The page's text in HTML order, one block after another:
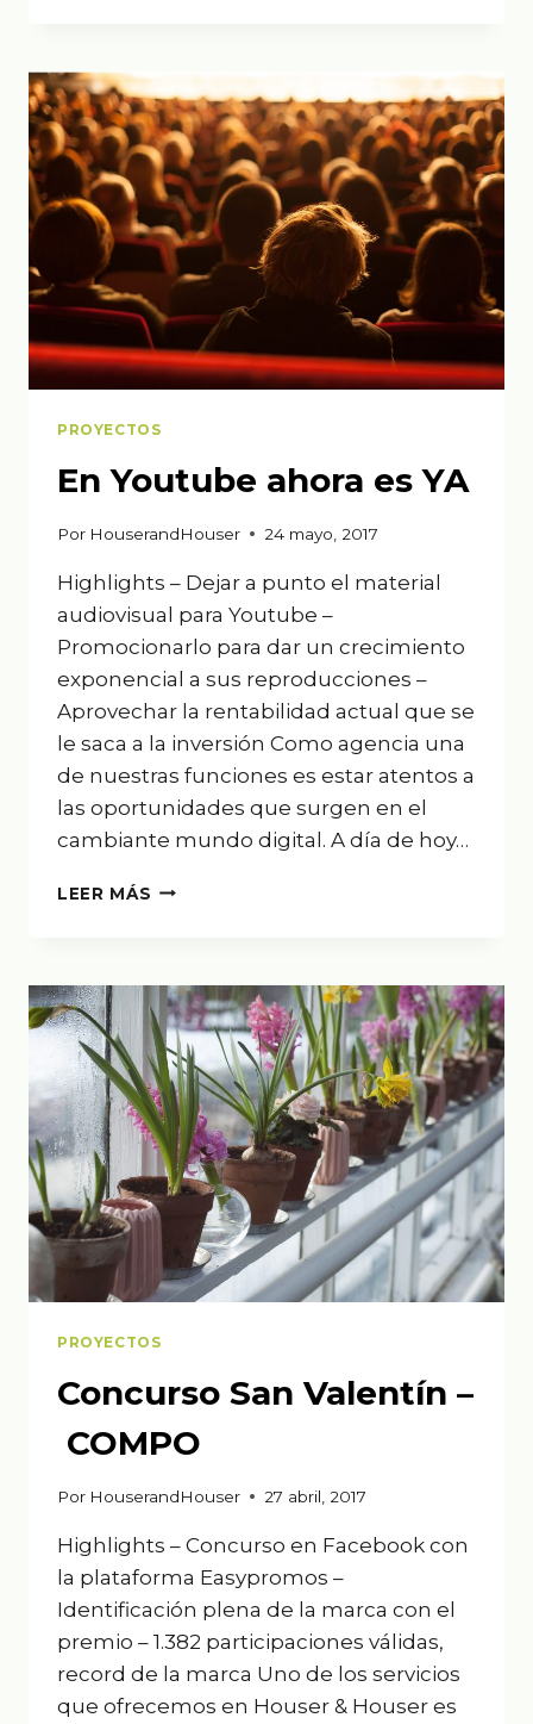
PROYECTOS
En Youtube ahora es YA
Por HouserandHouser 24 mayo, 2017
Highlights – Dejar a punto el material
audiovisual para Youtube –
Promocionarlo para dar un crecimiento
exponencial a sus reproducciones –
Aprovechar la rentabilidad actual que se
le saca a la inversión Como agencia una
de nuestras funciones es estar atentos a
las oportunidades que surgen en el
cambiante mundo digital. A día de hoy…
LEER MÁS EN
YA
PROYECTOS
Concurso San Valentín –
COMPO
Por HouserandHouser 27 abril, 2017
Highlights – Concurso en Facebook con
la plataforma Easypromos –
Identificación plena de la marca con el
premio – 1.382 participaciones válidas,
record de la marca Uno de los servicios
que ofrecemos en Houser & Houser es